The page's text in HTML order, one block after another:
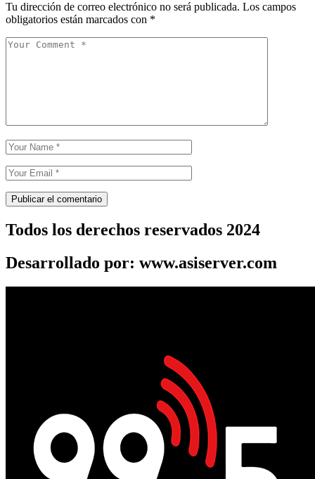
Tu dirección de correo electrónico no será publicada. Los campos
obligatorios están marcados con *
Todos los derechos reservados 2024
Desarrollado por: www.asiserver.com